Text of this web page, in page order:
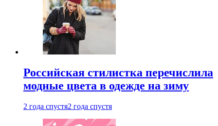
Российская стилистка перечислила
модные цвета в одежде на зиму
2 года спустя2 года спустя